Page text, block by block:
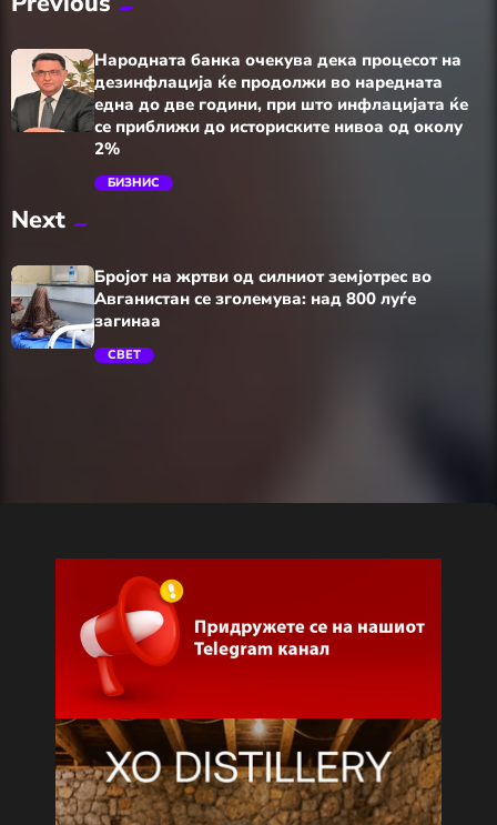
Народната банка очекува дека процесот на
дезинфлација ќе продолжи во наредната
една до две години, при што инфлацијата ќе
се приближи до историските нивоа од околу
2%
БИЗНИС
Next
Бројот на жртви од силниот земјотрес во
Авганистан се зголемува: над 800 луѓе
загинаа
СВЕТ